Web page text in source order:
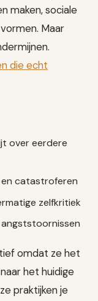
maken, sociale
Maar
die echt
over eerdere
catastroferen
zelfkritiek
omdat ze het
het huidige
praktijken je